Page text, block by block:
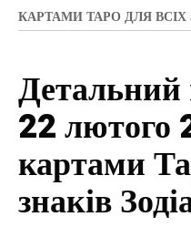
КАРТАМИ ТАРО ДЛЯ ВСІХ
Детальний
22 лютого
картами
знаків